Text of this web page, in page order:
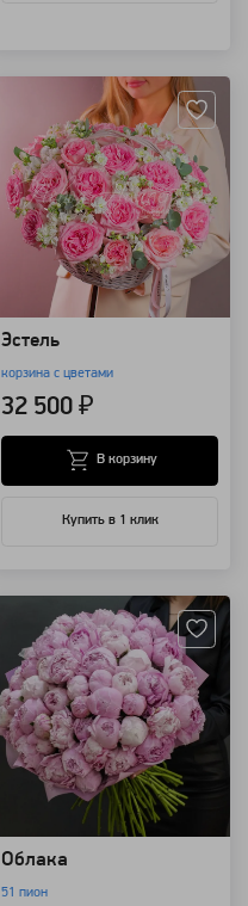
Эстель
корзина с цветами
32 500 ₽
Купить в 1 клик
В корзину
Облака
51 пион